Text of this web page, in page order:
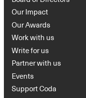
Our Impact
Our Awards
Work with us
Write for us
Partner with us
Events
Support Coda